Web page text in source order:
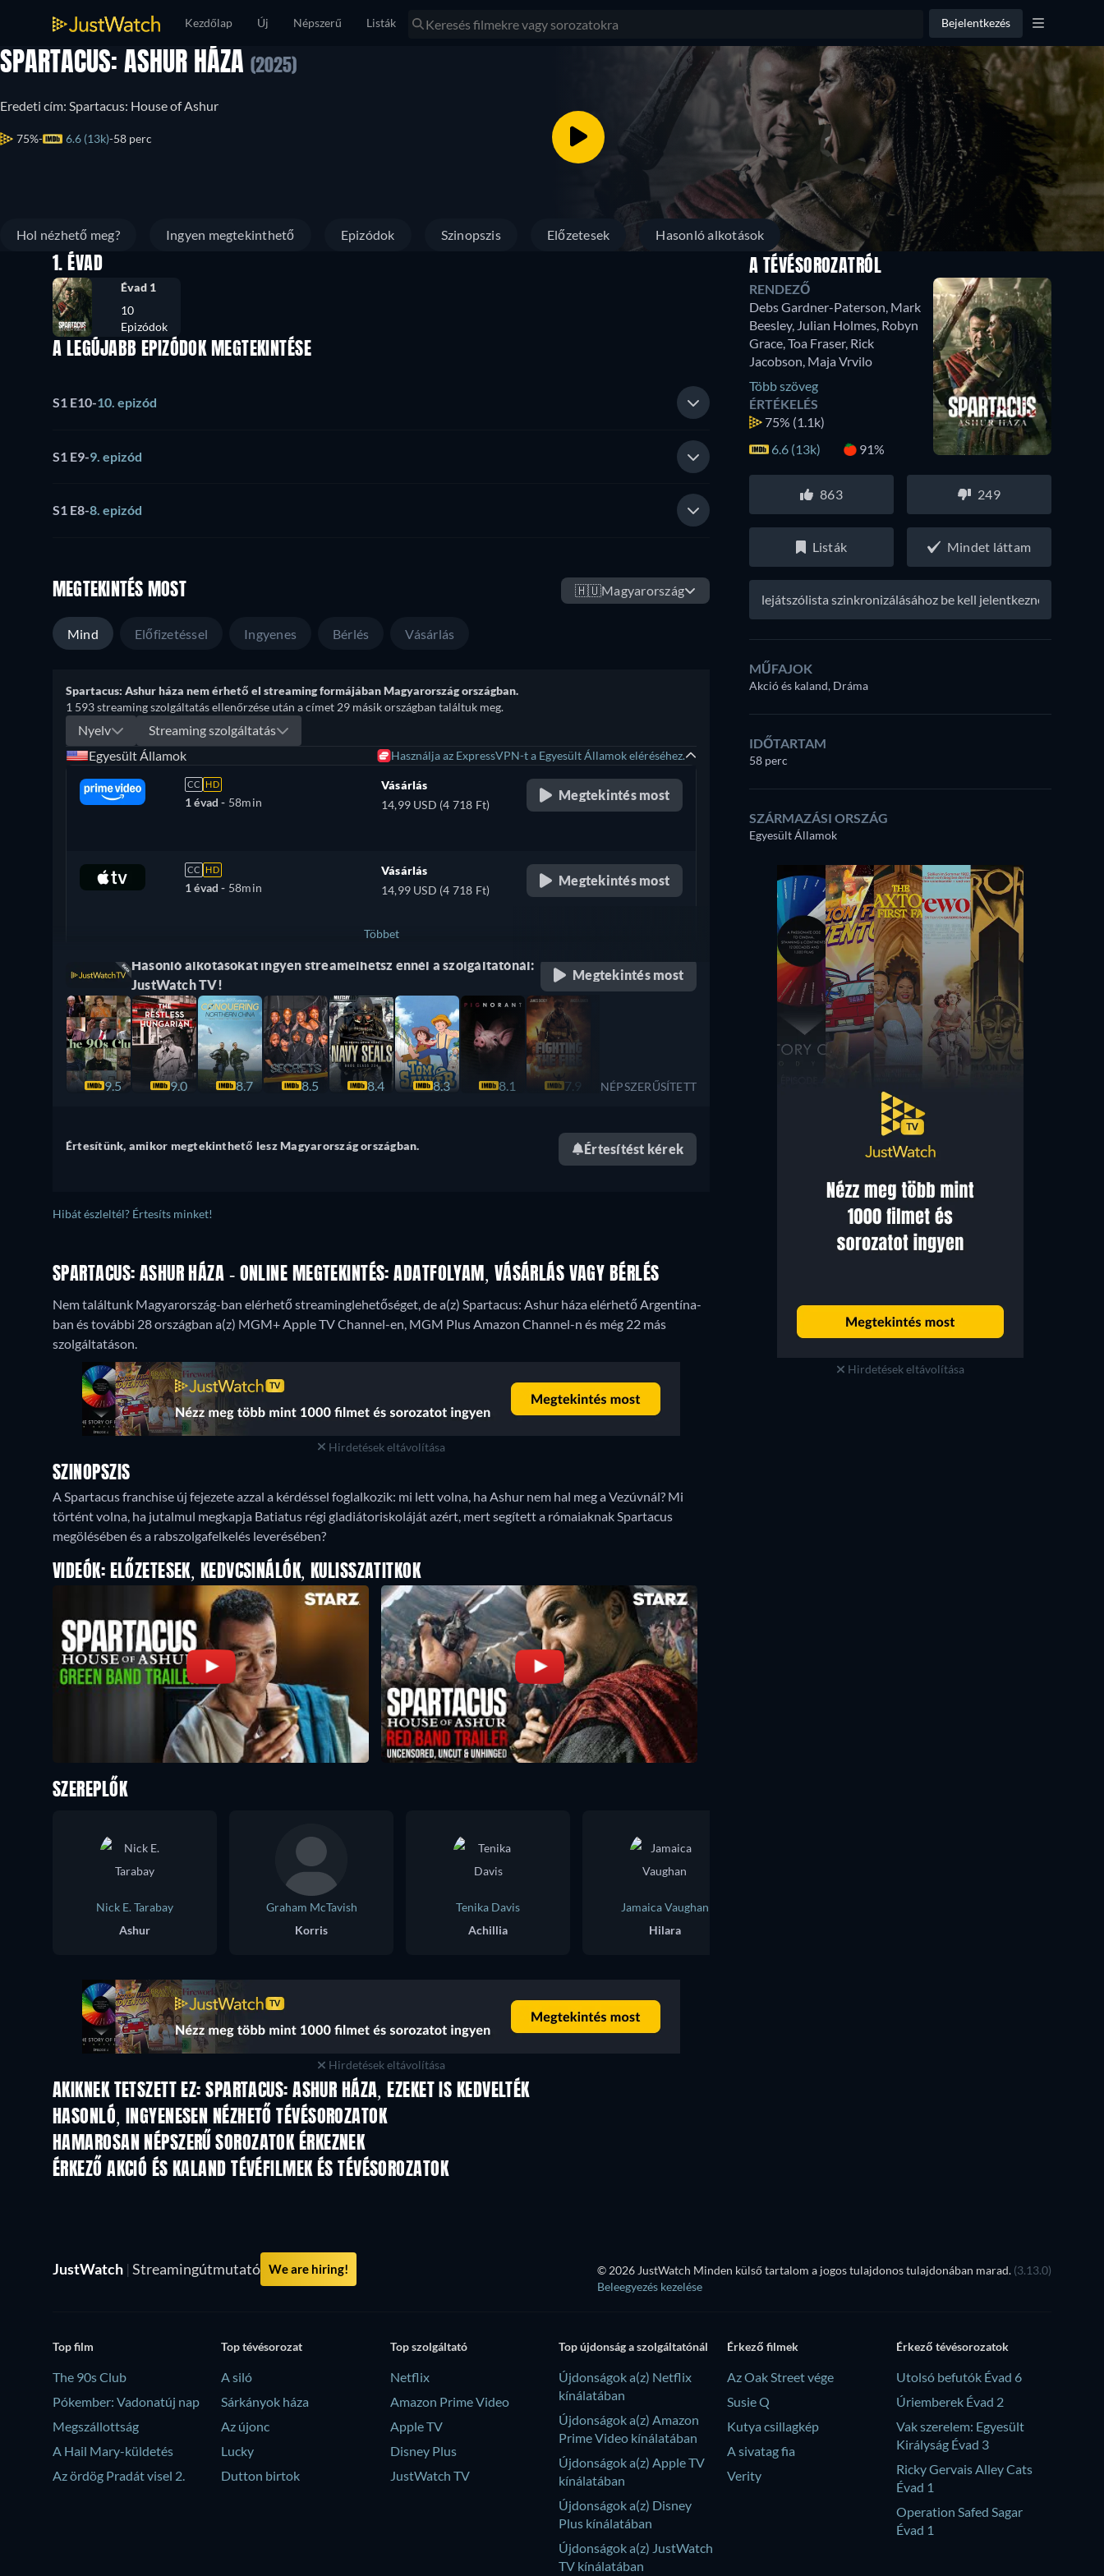
Kezdőlap Új Népszerű Listák Bejelentkezés
SPARTACUS: ASHUR HÁZA (2025)
Eredeti cím: Spartacus: House of Ashur
75% 6.6 (13k) 58 perc
Hol nézhető meg? Ingyen megtekinthető Epizódok Szinopszis Előzetesek Hasonló alkotások
1. ÉVAD
Évad 1
10
Epizódok
A LEGÚJABB EPIZÓDOK MEGTEKINTÉSE
S1 E10-10. epizód
S1 E9-9. epizód
S1 E8-8. epizód
MEGTEKINTÉS MOST 🇭🇺Magyarország
Mind Előfizetéssel Ingyenes Bérlés Vásárlás
Spartacus: Ashur háza nem érhető el streaming formájában Magyarország országban.
1 593 streaming szolgáltatás ellenőrzése után a címet 29 másik országban találtuk meg.
Nyelv
Streaming szolgáltatás
Egyesült Államok
Használja az ExpressVPN-t a Egyesült Államok eléréséhez.
CC HD
1 évad - 58min
Vásárlás
14,99 USD (4 718 Ft)
Megtekintés most
CC HD
1 évad - 58min
Vásárlás
14,99 USD (4 718 Ft)
Megtekintés most
Törökország
Többet
Hasonló alkotásokat ingyen streamelhetsz ennél a szolgáltatónál:
JustWatch TV!
Megtekintés most
9.5 9.0 8.7 8.5 8.4 8.3 8.1 7.9 7.8 7.7
NÉPSZERŰSÍTETT
Értesítünk, amikor megtekinthető lesz Magyarország országban. Értesítést kérek
Hibát észleltél? Értesíts minket!
SPARTACUS: ASHUR HÁZA - ONLINE MEGTEKINTÉS: ADATFOLYAM, VÁSÁRLÁS VAGY BÉRLÉS
Nem találtunk Magyarország-ban elérhető streaminglehetőséget, de a(z) Spartacus: Ashur háza elérhető Argentína-
ban és további 28 országban a(z) MGM+ Apple TV Channel-en, MGM Plus Amazon Channel-n és még 22 más
szolgáltatáson.
Hirdetések eltávolítása
SZINOPSZIS
A Spartacus franchise új fejezete azzal a kérdéssel foglalkozik: mi lett volna, ha Ashur nem hal meg a Vezúvnál? Mi
történt volna, ha jutalmul megkapja Batiatus régi gladiátoriskoláját azért, mert segített a rómaiaknak Spartacus
megölésében és a rabszolgafelkelés leverésében?
VIDEÓK: ELŐZETESEK, KEDVCSINÁLÓK, KULISSZATITKOK
A TÉVÉSOROZATRÓL
RENDEZŐ
Debs Gardner-Paterson, Mark
Beesley, Julian Holmes, Robyn
Grace,Toa Fraser, Rick
Jacobson, Maja Vrvilo
Több szöveg
ÉRTÉKELÉS
75% (1.1k)
6.6 (13k)
91%
863 249
Listák Mindet láttam
A lejátszólista szinkronizálásához be kell jelentkezned
MŰFAJOK
Akció és kaland, Dráma
IDŐTARTAM
58 perc
SZÁRMAZÁSI ORSZÁG
Egyesült Államok
Hirdetések eltávolítása
SZEREPLŐK
Nick E. Tarabay
Ashur
Graham McTavish
Korris
Tenika Davis
Achillia
Jamaica Vaughan
Hilara
Hirdetések eltávolítása
AKIKNEK TETSZETT EZ: SPARTACUS: ASHUR HÁZA, EZEKET IS KEDVELTÉK
TV TV TV
HASONLÓ, INGYENESEN NÉZHETŐ TÉVÉSOROZATOK
TV TV
HAMAROSAN NÉPSZERŰ SOROZATOK ÉRKEZNEK
TV TV
ÉRKEZŐ AKCIÓ ÉS KALAND TÉVÉFILMEK ÉS TÉVÉSOROZATOK
Évad 2 Évad 1
JustWatch | Streamingútmutató We are hiring! © 2026 JustWatch Minden külső tartalom a jogos tulajdonos tulajdonában marad. (3.13.0)
Beleegyezés kezelése
Top film
The 90s Club
Pókember: Vadonatúj nap
Megszállottság
A Hail Mary-küldetés
Az ördög Pradát visel 2.
Top tévésorozat
A siló
Sárkányok háza
Az újonc
Lucky
Dutton birtok
Top szolgáltató
Netflix
Amazon Prime Video
Apple TV
Disney Plus
JustWatch TV
Top újdonság a szolgáltatónál
Újdonságok a(z) Netflix
kínálatában
Újdonságok a(z) Amazon
Prime Video kínálatában
Újdonságok a(z) Apple TV
kínálatában
Újdonságok a(z) Disney
Plus kínálatában
Újdonságok a(z) JustWatch
TV kínálatában
Érkező filmek
Az Oak Street vége
Susie Q
Kutya csillagkép
A sivatag fia
Verity
Érkező tévésorozatok
Utolsó befutók Évad 6
Úriemberek Évad 2
Vak szerelem: Egyesült
Királyság Évad 3
Ricky Gervais Alley Cats
Évad 1
Operation Safed Sagar
Évad 1